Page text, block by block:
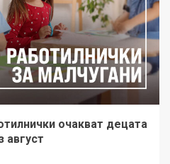
очакват децата
август